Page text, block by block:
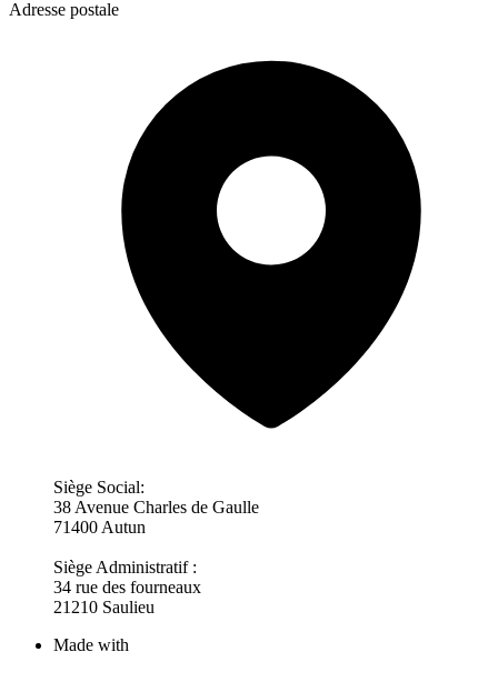
Adresse postale
Siège Social:
38 Avenue Charles de Gaulle
71400 Autun
Siège Administratif :
34 rue des fourneaux
21210 Saulieu
Made with